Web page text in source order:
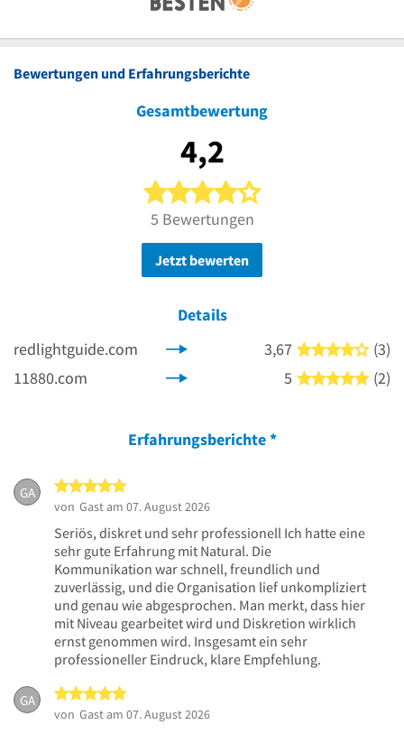
Bewertungen und Erfahrungsberichte
Gesamtbewertung
4,2
4 von 5 Sternen
5 Bewertungen
Jetzt bewerten
Details
redlightguide.com
3,67 4 von
(3)
11880.com
5 5 von
(2)
Erfahrungsberichte*
GA
von Gast am 07. August 2026
Seriös, diskret und sehr professionell Ich hatte eine
sehr gute Erfahrung mit Natural. Die
Kommunikation war schnell, freundlich und
zuverlässig, und die Organisation lief unkompliziert
und genau wie abgesprochen. Man merkt, dass hier
mit Niveau gearbeitet wird und Diskretion wirklich
ernst genommen wird. Insgesamt ein sehr
professioneller Eindruck, klare Empfehlung.
GA
von Gast am 07. August 2026